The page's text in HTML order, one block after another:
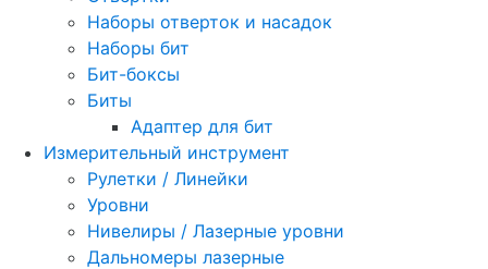
Наборы отверток и насадок
Наборы бит
Бит-боксы
Биты
Адаптер для бит
Измерительный инструмент
Рулетки / Линейки
Уровни
Нивелиры / Лазерные уровни
Дальномеры лазерные